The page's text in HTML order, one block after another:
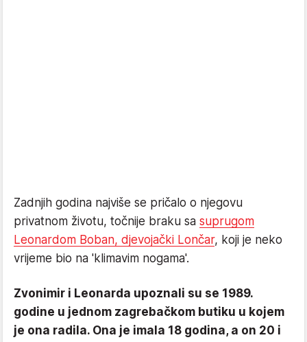
Zadnjih godina najviše se pričalo o njegovu
privatnom životu, točnije braku sa suprugom
Leonardom Boban, djevojački Lončar, koji je neko
vrijeme bio na 'klimavim nogama'.
Zvonimir i Leonarda upoznali su se 1989.
godine u jednom zagrebačkom butiku u kojem
je ona radila. Ona je imala 18 godina, a on 20 i